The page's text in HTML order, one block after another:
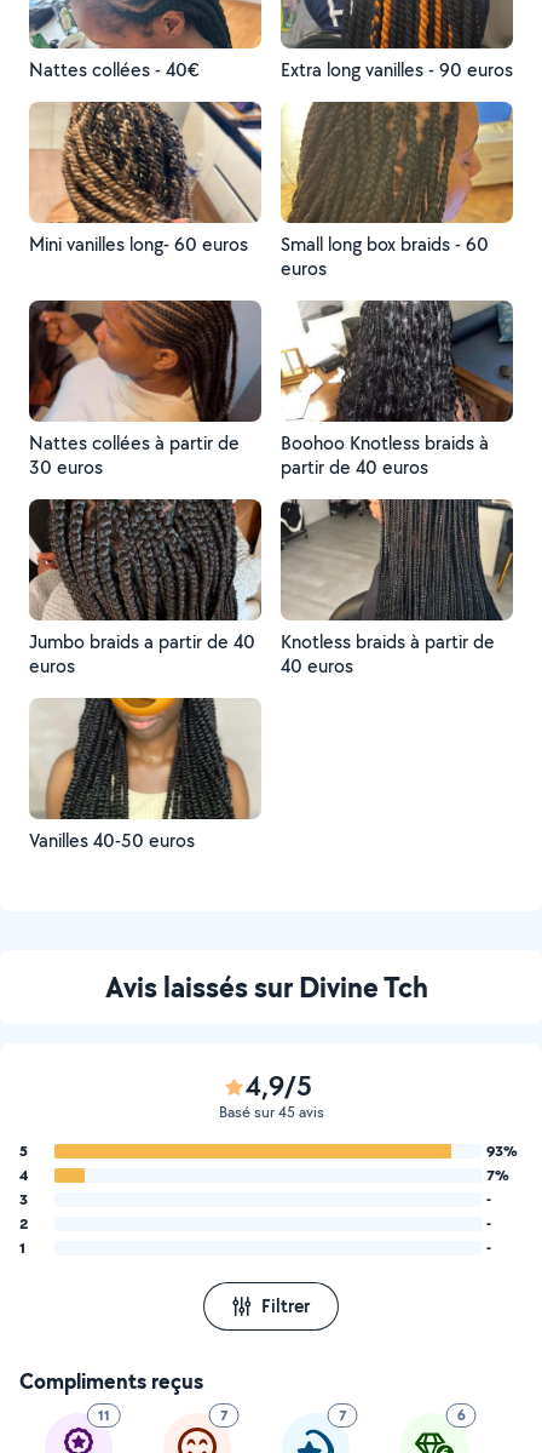
Nattes collées - 40€ Extra long vanilles - 90 euros
Mini vanilles long- 60 euros
Small long box braids - 60
euros
Nattes collées à partir de
30 euros
Boohoo Knotless braids à
partir de 40 euros
Jumbo braids a partir de 40
euros
Knotless braids à partir de
40 euros
Vanilles 40-50 euros
Avis laissés sur Divine Tch
4,9/5
Basé sur 45 avis
5
93%
4
7%
3
-
2
-
1
-
Filtrer
Compliments reçus
11 7 7 6